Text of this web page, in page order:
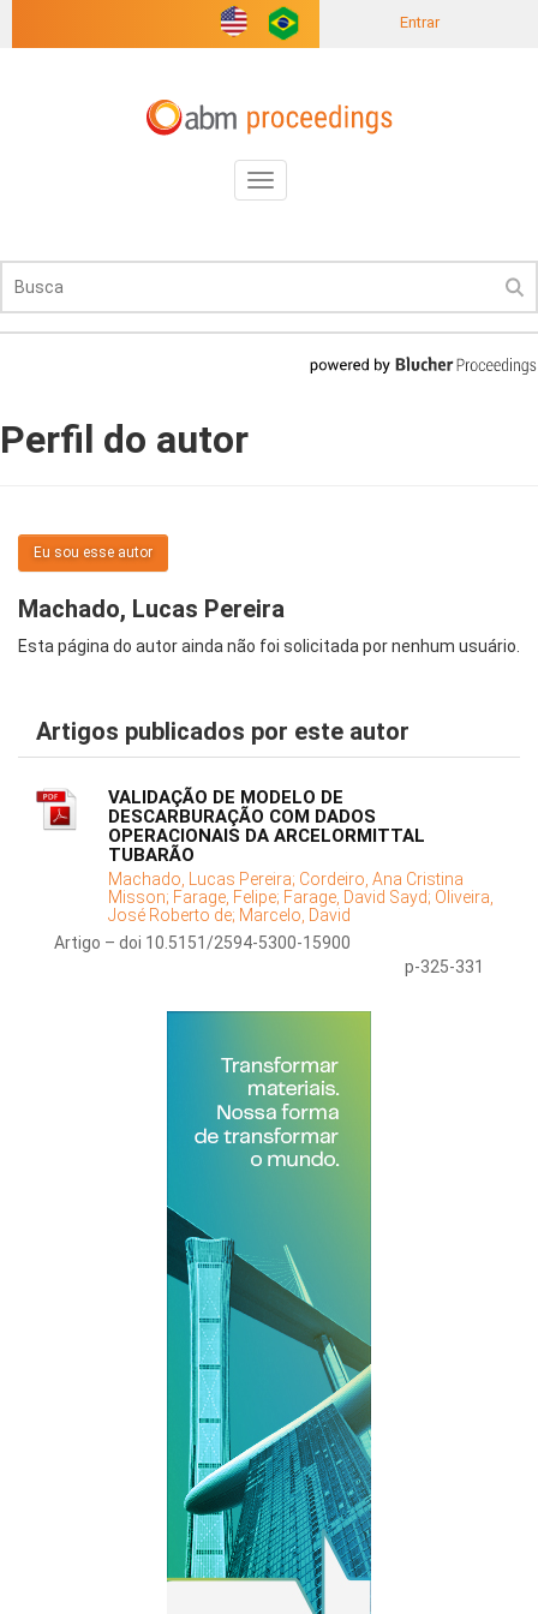
Entrar
Toggle
navigation
Perfil do autor
Eu sou esse autor
Machado, Lucas Pereira
Esta página do autor ainda não foi solicitada por nenhum usuário.
Artigos publicados por este autor
VALIDAÇÃO DE MODELO DE
DESCARBURAÇÃO COM DADOS
OPERACIONAIS DA ARCELORMITTAL
TUBARÃO
Machado, Lucas Pereira; Cordeiro, Ana Cristina
Misson; Farage, Felipe; Farage, David Sayd; Oliveira,
José Roberto de; Marcelo, David
Artigo – doi 10.5151/2594-5300-15900
p-325-331